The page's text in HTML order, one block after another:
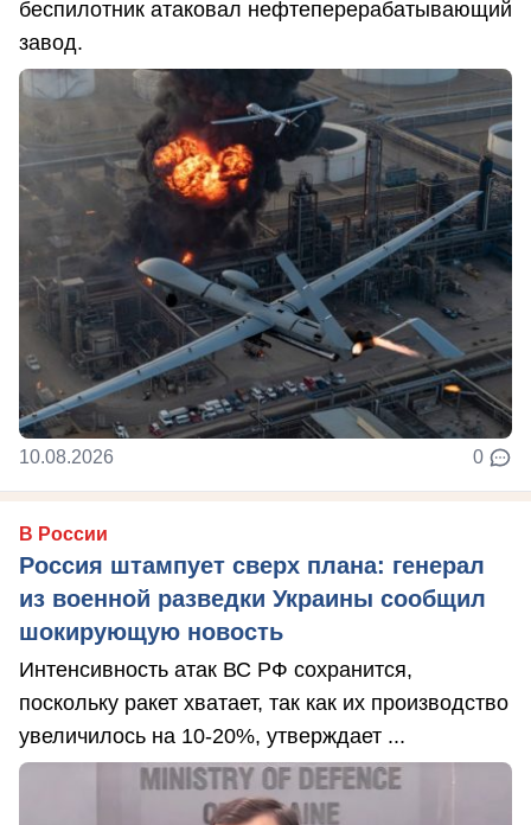
беспилотник атаковал нефтеперерабатывающий
завод.
10.08.2026 0
В России
Россия штампует сверх плана: генерал
из военной разведки Украины сообщил
шокирующую новость
Интенсивность атак ВС РФ сохранится,
поскольку ракет хватает, так как их производство
увеличилось на 10-20%, утверждает ...